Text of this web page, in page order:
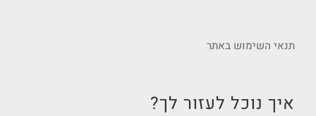
תנאי השימוש באתר
איך נוכל לעזור לך?